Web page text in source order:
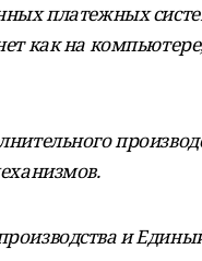
платежных
как на
и